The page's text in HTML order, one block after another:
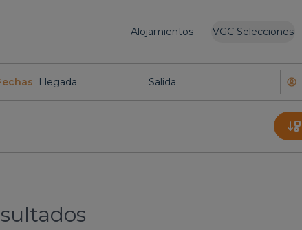
VGC Selecciones
Alojamientos